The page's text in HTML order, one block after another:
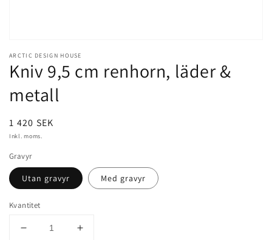
ARCTIC DESIGN HOUSE
Kniv 9,5 cm renhorn, läder &
metall
Ordinarie
pris
1 420 SEK
Inkl. moms.
Gravyr
Utan gravyr Med gravyr
Kvantitet
Minska
Öka